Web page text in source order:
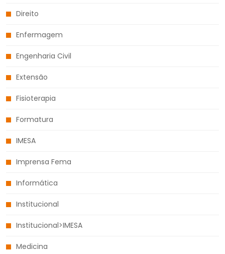
Direito
Enfermagem
Engenharia Civil
Extensão
Fisioterapia
Formatura
IMESA
Imprensa Fema
Informática
Institucional
Institucional>IMESA
Medicina